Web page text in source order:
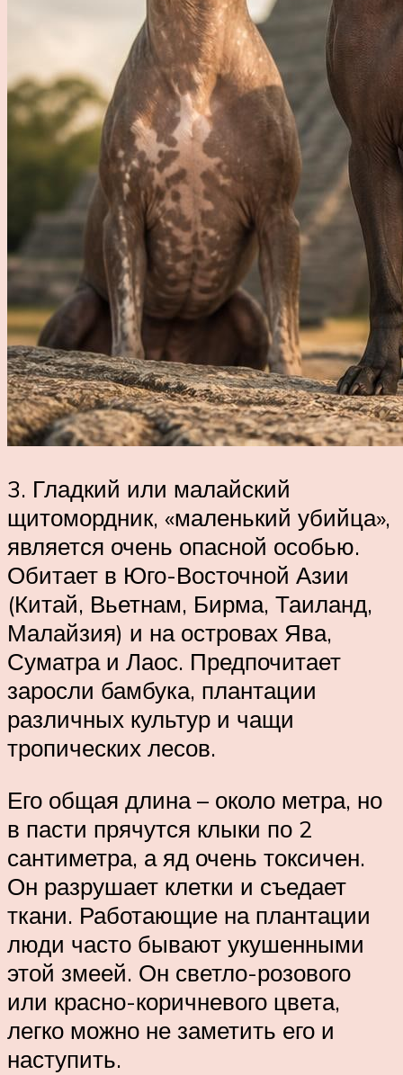
3. Гладкий или малайский
щитомордник, «маленький убийца»,
является очень опасной особью.
Обитает в Юго-Восточной Азии
(Китай, Вьетнам, Бирма, Таиланд,
Малайзия) и на островах Ява,
Суматра и Лаос. Предпочитает
заросли бамбука, плантации
различных культур и чащи
тропических лесов.
Его общая длина – около метра, но
в пасти прячутся клыки по 2
сантиметра, а яд очень токсичен.
Он разрушает клетки и съедает
ткани. Работающие на плантации
люди часто бывают укушенными
этой змеей. Он светло-розового
или красно-коричневого цвета,
легко можно не заметить его и
наступить.